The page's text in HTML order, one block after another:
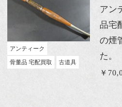
アンティーク
骨董品 宅配買取
古道具
アン
品宅
の煙
た。
￥